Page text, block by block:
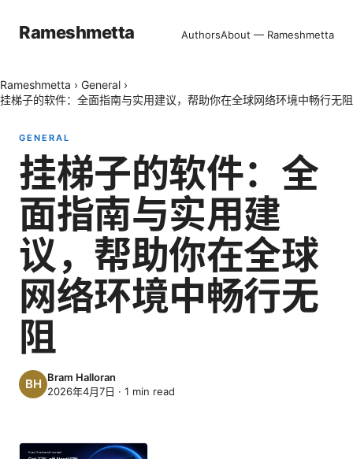
Rameshmetta AuthorsAbout — Rameshmetta
Rameshmetta › General ›
挂梯子的软件：全面指南与实用建议，帮助你在全球网络环境中畅行无阻
GENERAL
挂梯子的软件：全
面指南与实用建
议，帮助你在全球
网络环境中畅行无
阻
Bram Halloran
2026年4月7日 · 1 min read